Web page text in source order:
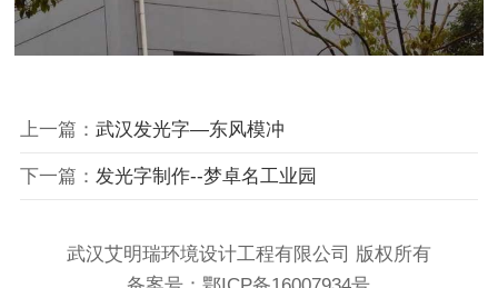
上一篇： 武汉发光字—东风模冲
下一篇： 发光字制作--梦卓名工业园
武汉艾明瑞环境设计工程有限公司 版权所有